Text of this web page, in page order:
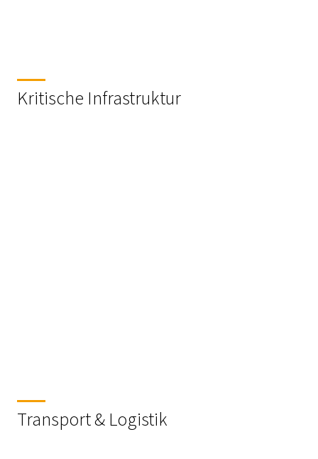
Kritische Infrastruktur
Transport & Logistik